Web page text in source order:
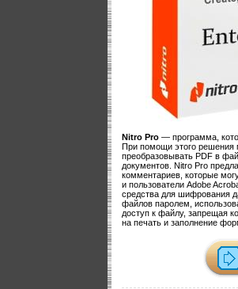
Nitro Pro — программа,
При помощи этого решения
преобразовывать PDF в
документов. Nitro Pro
комментариев, которые
и пользователи Adobe
средства для шифрования
файлов паролем,
доступ к файлу, запрещая
на печать и заполнение